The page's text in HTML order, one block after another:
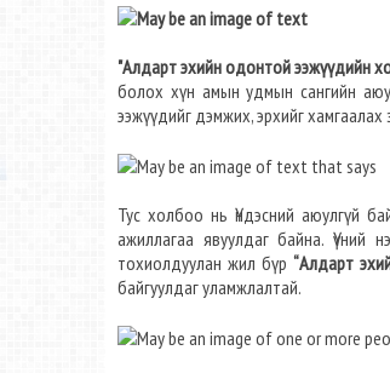
"Алдарт эхийн одонтой ээжүүдийн
болох хүн амын удмын сангийн
ээжүүдийг дэмжих, эрхийг
Тус холбоо нь Үндэсний аюулгүй
ажиллагаа явуулдаг байна. Үүний
тохиолдуулан жил бүр“Алдарт
байгуулдаг уламжлалтай.